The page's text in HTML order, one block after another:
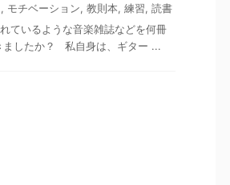
, モチベーション, 教則本, 練習, 読書
ているような音楽雑誌などを何冊
ましたか？ 私自身は、ギター ...